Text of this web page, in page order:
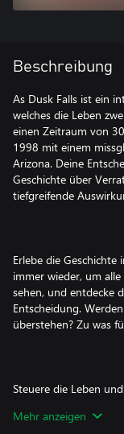
Beschreibung
As Dusk Falls ist ein
welches die Leben
einen Zeitraum von
1998 mit einem
Arizona. Deine
Geschichte über
tiefgreifende
Erlebe die
immer wieder, um
sehen, und entdecke
Entscheidung.
überstehen? Zu was
Steuere die Leben
eindrucksvollen
Mehr anzeigen